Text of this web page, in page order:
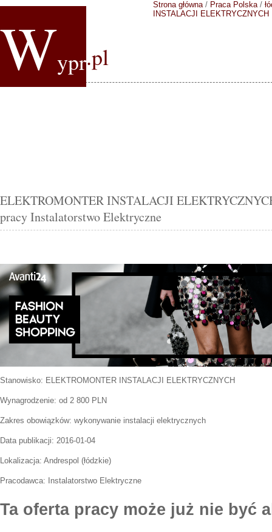
Wypr.pl
Strona główna/ Praca Polska/
INSTALACJI ELEKTRYCZNYCH
ELEKTROMONTER INSTALACJI
pracy Instalatorstwo Elektryczne
Stanowisko: ELEKTROMONTER INSTALACJI ELEKTRYCZNYCH
Wynagrodzenie: od 2 800 PLN
Zakres obowiązków: wykonywanie instalacji elektrycznych
Data publikacji: 2016-01-04
Lokalizacja: Andrespol (łódzkie)
Pracodawca: Instalatorstwo Elektryczne
Ta oferta pracy może już nie być